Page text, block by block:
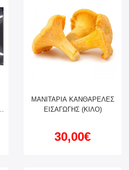
ΜΑΝΙΤΑΡΙΑ ΚΑΝΘΑΡΕΛΕΣ
ΕΙΣΑΓΩΓΗΣ (ΚΙΛΟ)
30,00€